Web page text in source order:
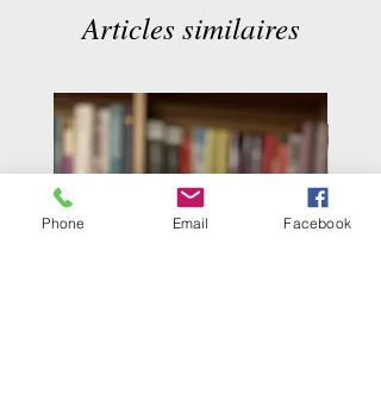
Soie synthétique
Articles similaires
Phone Email Facebook